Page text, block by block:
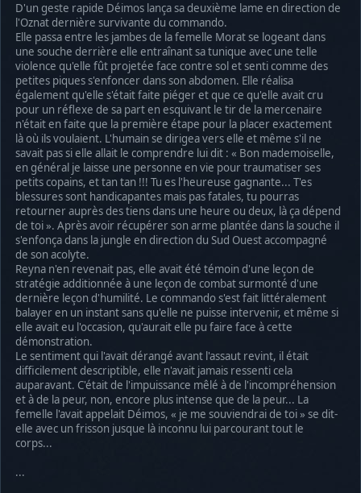
D'un geste rapide Déimos lança sa deuxième lame en direction de
l'Oznat dernière survivante du commando.
Elle passa entre les jambes de la femelle Morat se logeant dans
une souche derrière elle entraînant sa tunique avec une telle
violence qu'elle fût projetée face contre sol et senti comme des
petites piques s'enfoncer dans son abdomen. Elle réalisa
également qu'elle s'était faite piéger et que ce qu'elle avait cru
pour un réflexe de sa part en esquivant le tir de la mercenaire
n'était en faite que la première étape pour la placer exactement
là où ils voulaient. L'humain se dirigea vers elle et même s'il ne
savait pas si elle allait le comprendre lui dit : « Bon mademoiselle,
en général je laisse une personne en vie pour traumatiser ses
petits copains, et tan tan !!! Tu es l'heureuse gagnante... T'es
blessures sont handicapantes mais pas fatales, tu pourras
retourner auprès des tiens dans une heure ou deux, là ça dépend
de toi ». Après avoir récupérer son arme plantée dans la souche il
s'enfonça dans la jungle en direction du Sud Ouest accompagné
de son acolyte.
Reyna n'en revenait pas, elle avait été témoin d'une leçon de
stratégie additionnée à une leçon de combat surmonté d'une
dernière leçon d'humilité. Le commando s'est fait littéralement
balayer en un instant sans qu'elle ne puisse intervenir, et même si
elle avait eu l'occasion, qu'aurait elle pu faire face à cette
démonstration.
Le sentiment qui l'avait dérangé avant l'assaut revint, il était
difficilement descriptible, elle n'avait jamais ressenti cela
auparavant. C'était de l'impuissance mêlé à de l'incompréhension
et à de la peur, non, encore plus intense que de la peur... La
femelle l'avait appelait Déimos, « je me souviendrai de toi » se dit-
elle avec un frisson jusque là inconnu lui parcourant tout le
corps...
...